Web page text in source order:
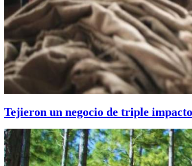
Tejieron un negocio de triple